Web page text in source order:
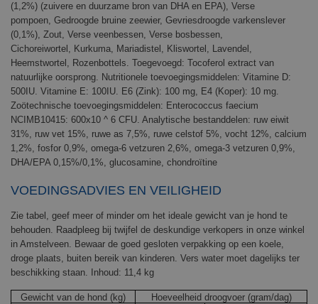
(1,2%) (zuivere en duurzame bron van DHA en EPA), Verse
pompoen, Gedroogde bruine zeewier, Gevriesdroogde varkenslever
(0,1%), Zout, Verse veenbessen, Verse bosbessen,
Cichoreiwortel, Kurkuma, Mariadistel, Kliswortel, Lavendel,
Heemstwortel, Rozenbottels. Toegevoegd: Tocoferol extract van
natuurlijke oorsprong. Nutritionele toevoegingsmiddelen: Vitamine D:
500IU. Vitamine E: 100IU. E6 (Zink): 100 mg, E4 (Koper): 10 mg.
Zoötechnische toevoegingsmiddelen: Enterococcus faecium
NCIMB10415: 600x10 ^ 6 CFU. Analytische bestanddelen: ruw eiwit
31%, ruw vet 15%, ruwe as 7,5%, ruwe celstof 5%, vocht 12%, calcium
1,2%, fosfor 0,9%, omega-6 vetzuren 2,6%, omega-3 vetzuren 0,9%,
DHA/EPA 0,15%/0,1%, glucosamine, chondroïtine
VOEDINGSADVIES EN VEILIGHEID
Zie tabel, geef meer of minder om het ideale gewicht van je hond te
behouden. Raadpleeg bij twijfel de deskundige verkopers in onze winkel
in Amstelveen. Bewaar de goed gesloten verpakking op een koele,
droge plaats, buiten bereik van kinderen. Vers water moet dagelijks ter
beschikking staan. Inhoud: 11,4 kg
Gewicht van de hond (kg)
Hoeveelheid droogvoer (gram/dag)